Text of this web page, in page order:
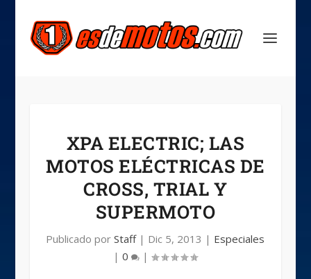
XPA ELECTRIC; LAS
MOTOS ELÉCTRICAS DE
CROSS, TRIAL Y
SUPERMOTO
Publicado porStaff| Dic 5, 2013 | Especiales
|0 |